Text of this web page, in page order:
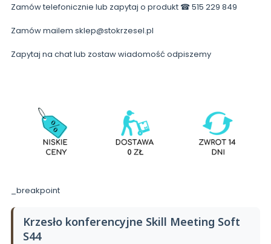
Zamów telefonicznie lub zapytaj o produkt ☎ 515 229 849
Zamów mailem sklep@stokrzesel.pl
Zapytaj na chat lub zostaw wiadomość odpiszemy
_breakpoint
Krzesło konferencyjne Skill Meeting Soft
S44